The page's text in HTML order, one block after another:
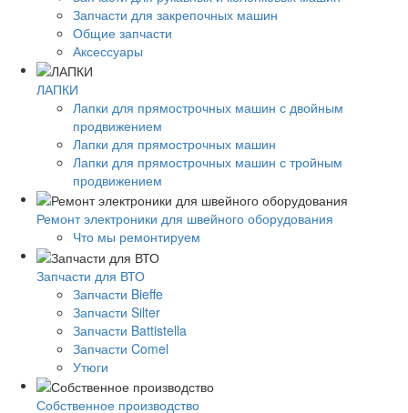
Запчасти для закрепочных машин
Общие запчасти
Аксессуары
ЛАПКИ
Лапки для прямострочных машин с двойным
продвижением
Лапки для прямострочных машин
Лапки для прямострочных машин с тройным
продвижением
Ремонт электроники для швейного оборудования
Что мы ремонтируем
Запчасти для ВТО
Запчасти Bieffe
Запчасти Silter
Запчасти Battistella
Запчасти Comel
Утюги
Собственное производство